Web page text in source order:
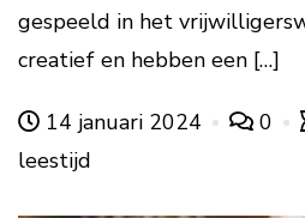
gespeeld in het
creatief en hebben een […]
14 januari 2024 0
leestijd